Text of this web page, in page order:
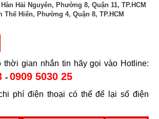
Hàn Hải Nguyên, Phường 8, Quận 11, TP.HCM
Thế Hiển, Phường 4, Quận 8, TP.HCM
thời gian nhắn tin hãy gọi vào Hotline:
- 0909 5030 25
phí điện thoại có thể để lại số điện